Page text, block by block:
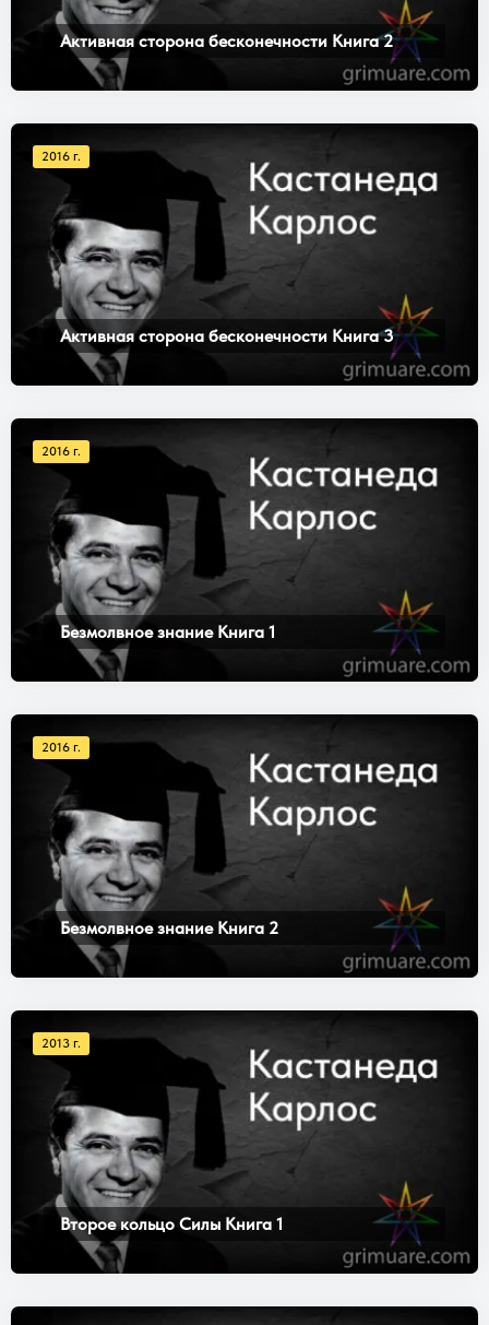
Активная сторона бесконечности Книга 2
2016 г.
Активная сторона бесконечности Книга 3
2016 г.
Безмолвное знание Книга 1
2016 г.
Безмолвное знание Книга 2
2013 г.
Второе кольцо Силы Книга 1